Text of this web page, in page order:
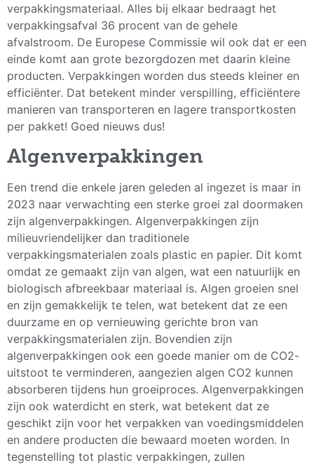
verpakkingsmateriaal. Alles bij elkaar bedraagt het
verpakkingsafval 36 procent van de gehele
afvalstroom. De Europese Commissie wil ook dat er een
einde komt aan grote bezorgdozen met daarin kleine
producten. Verpakkingen worden dus steeds kleiner en
efficiënter. Dat betekent minder verspilling, efficiëntere
manieren van transporteren en lagere transportkosten
per pakket! Goed nieuws dus!
Algenverpakkingen
Een trend die enkele jaren geleden al ingezet is maar in
2023 naar verwachting een sterke groei zal doormaken
zijn algenverpakkingen. Algenverpakkingen zijn
milieuvriendelijker dan traditionele
verpakkingsmaterialen zoals plastic en papier. Dit komt
omdat ze gemaakt zijn van algen, wat een natuurlijk en
biologisch afbreekbaar materiaal is. Algen groeien snel
en zijn gemakkelijk te telen, wat betekent dat ze een
duurzame en op vernieuwing gerichte bron van
verpakkingsmaterialen zijn. Bovendien zijn
algenverpakkingen ook een goede manier om de CO2-
uitstoot te verminderen, aangezien algen CO2 kunnen
absorberen tijdens hun groeiproces. Algenverpakkingen
zijn ook waterdicht en sterk, wat betekent dat ze
geschikt zijn voor het verpakken van voedingsmiddelen
en andere producten die bewaard moeten worden. In
tegenstelling tot plastic verpakkingen, zullen